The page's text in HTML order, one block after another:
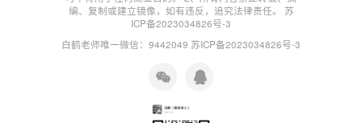
编、复制或建立镜像，如有违反，追究法律责任。 苏
ICP备2023034826号-3
白鹤老师唯一微信：9442049 苏ICP备2023034826号-3